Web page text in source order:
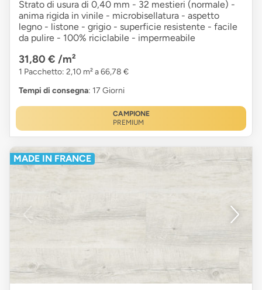
Strato di usura di 0,40 mm - 32 mestieri (normale) -
anima rigida in vinile - microbisellatura - aspetto
legno - listone - grigio - superficie resistente - facile
da pulire - 100% riciclabile - impermeabile
31,80 € /m²
1 Pacchetto: 2,10 m² a 66,78 €
Tempi di consegna: 17 Giorni
CAMPIONE
PREMIUM
MADE IN FRANCE